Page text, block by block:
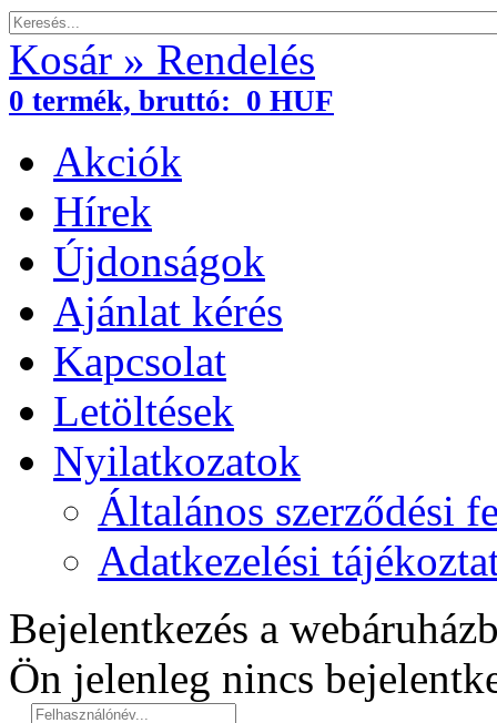
Kosár » Rendelés
0 termék, bruttó: 0 HUF
Akciók
Hírek
Újdonságok
Ajánlat kérés
Kapcsolat
Letöltések
Nyilatkozatok
Általános szerződési
Adatkezelési
Bejelentkezés a
Ön jelenleg nincs